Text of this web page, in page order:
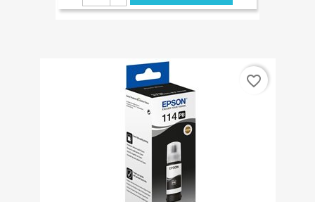
favorite_border